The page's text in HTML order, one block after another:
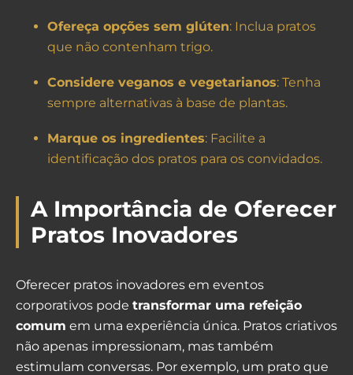
Ofereça opções sem glúten: Inclua pratos
que não contenham trigo.
Considere veganos e vegetarianos: Tenha
sempre alternativas à base de plantas.
Marque os ingredientes: Facilite a
identificação dos pratos para os convidados.
A Importância de Oferecer
Pratos Inovadores
Oferecer pratos inovadores em eventos
corporativos pode transformar uma refeição
comum em uma experiência única. Pratos criativos
não apenas impressionam, mas também
estimulam conversas. Por exemplo, um prato que